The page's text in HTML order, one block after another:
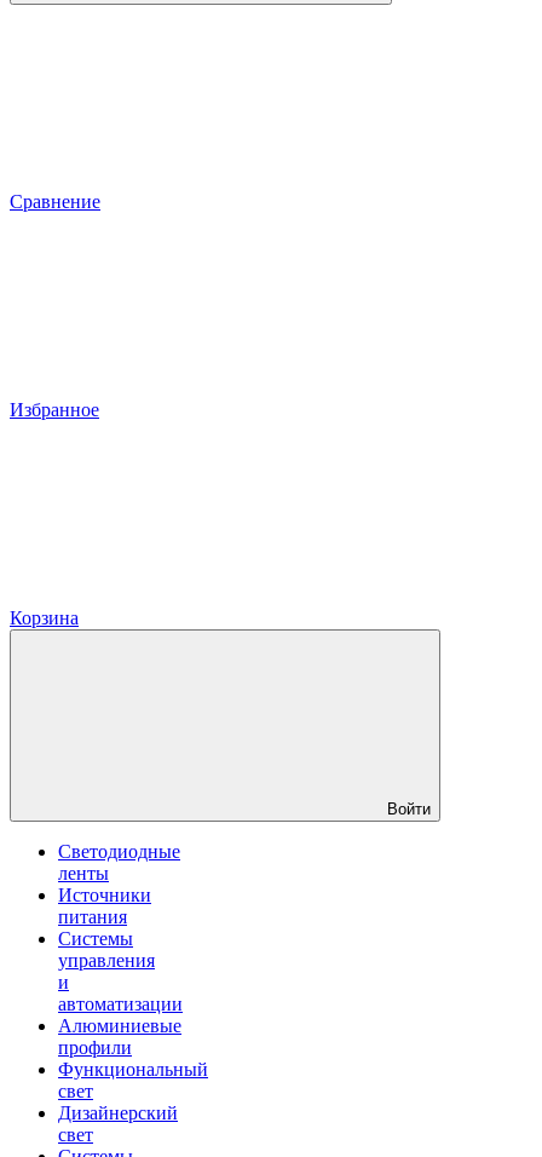
Сравнение
Избранное
Корзина
Войти
Светодиодные
ленты
Источники
питания
Системы
управления
и
автоматизации
Алюминиевые
профили
Функциональный
свет
Дизайнерский
свет